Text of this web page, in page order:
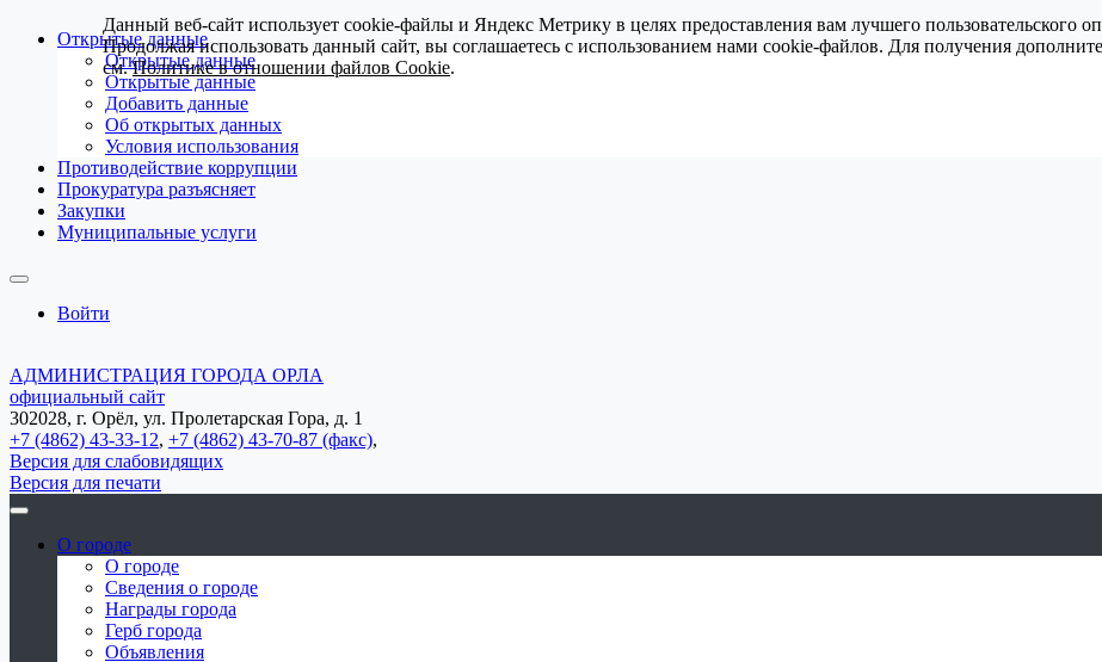
Открытые данные
Открытые данные
Открытые данные
Добавить данные
Об открытых данных
Условия использования
Противодействие коррупции
Прокуратура разъясняет
Закупки
Муниципальные услуги
Войти
АДМИНИСТРАЦИЯ ГОРОДА ОРЛА
официальный сайт
302028, г. Орёл, ул. Пролетарская Гора, д. 1
+7 (4862) 43-33-12, +7 (4862) 43-70-87 (факс),
Версия для слабовидящих
Версия для печати
О городе
О городе
Сведения о городе
Награды города
Герб города
Объявления
Данный веб-сайт использует cookie-файлы и Яндекс Метрику в целях предоставления вам лучшего пользовательского
Продолжая использовать данный сайт, вы соглашаетесь с использованием нами cookie-файлов. Для получения
см.Политике в отношении файлов Cookie.